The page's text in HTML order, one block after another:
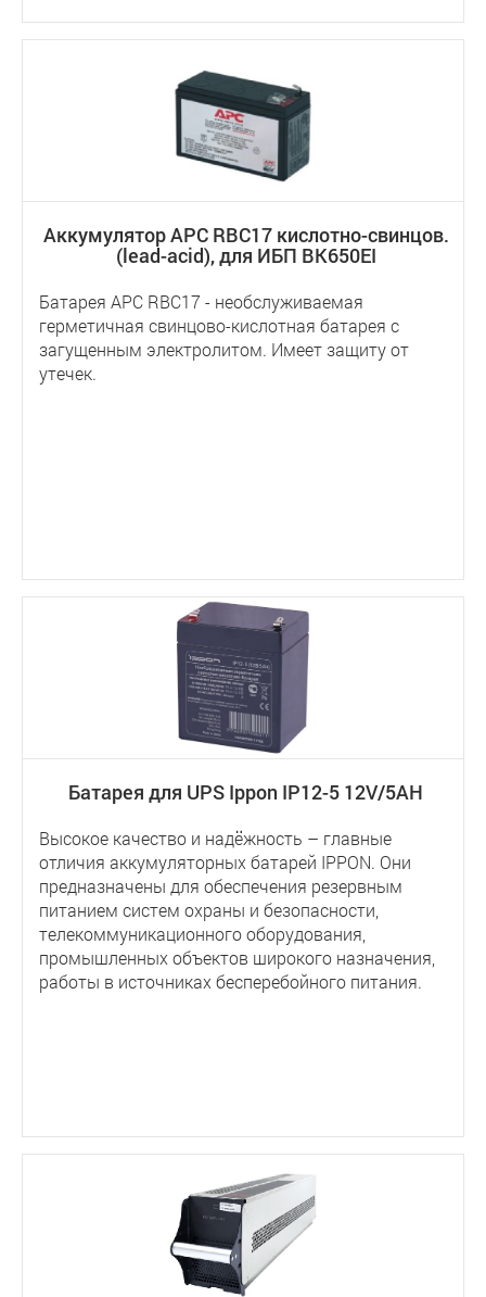
Аккумулятор APC RBC17 кислотно-свинцов.
(lead-acid), для ИБП BK650EI
Батарея APC RBC17 - необслуживаемая
герметичная свинцово-кислотная батарея с
загущенным электролитом. Имеет защиту от
утечек.
Батарея для UPS Ippon IP12-5 12V/5AH
Высокое качество и надёжность – главные
отличия аккумуляторных батарей IPPON. Они
предназначены для обеспечения резервным
питанием систем охраны и безопасности,
телекоммуникационного оборудования,
промышленных объектов широкого назначения,
работы в источниках бесперебойного питания.